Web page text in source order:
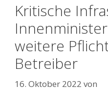
Kritische
weitere
Betreiber
16. Oktober 2022 von